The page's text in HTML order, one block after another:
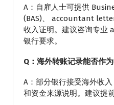
A：自雇人士可提供
(BAS)、 accountant
收入证明。建议咨询专业
银行要求。
Q：海外转账记录能否作
A：部分银行接受海外收
和资金来源说明。建议提